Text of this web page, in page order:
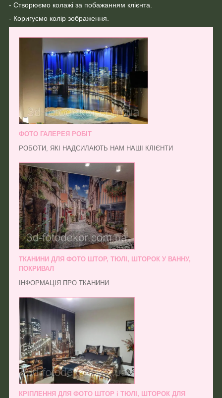
- Створюємо колажі за побажанням клієнта.
- Коригуємо колір зображення.
ФОТО ГАЛЕРЕЯ РОБІТ
РОБОТИ, ЯКІ НАДСИЛАЮТЬ НАМ НАШІ КЛІЄНТИ
ТКАНИНИ ДЛЯ ФОТО ШТОР, ТЮЛІ, ШТОРОК У ВАННУ,
ПОКРИВАЛ
ІНФОРМАЦІЯ ПРО ТКАНИНИ
КРІПЛЕННЯ ДЛЯ ФОТО ШТОР і ТЮЛІ, ШТОРОК ДЛЯ